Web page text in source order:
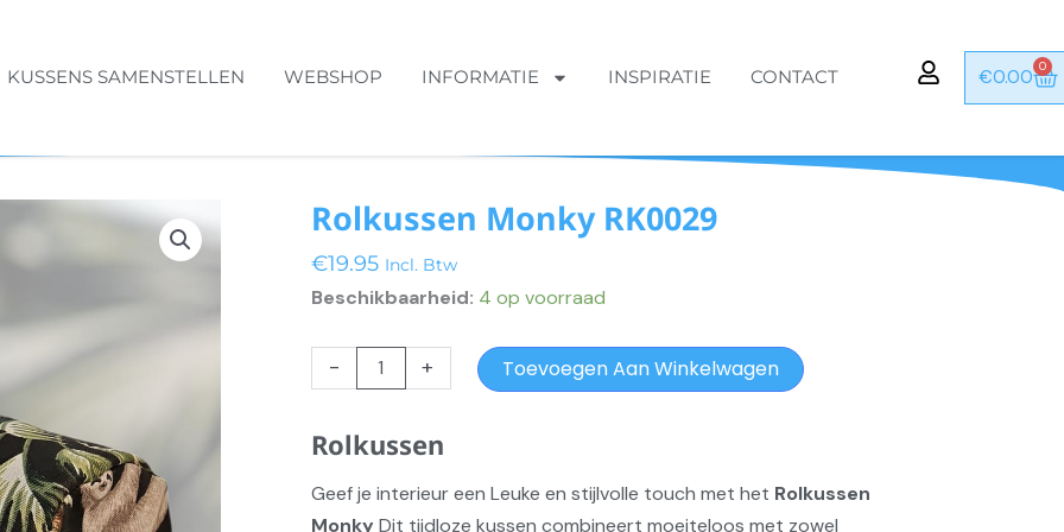
KUSSENS SAMENSTELLEN WEBSHOP INFORMATIE INSPIRATIE CONTACT €0.00 0
Rolkussen Monky RK0029
€19.95 Incl. Btw
Beschikbaarheid: 4 op voorraad
-
Rolkussen
Monky
aantal
+ Toevoegen Aan Winkelwagen
Rolkussen
Geef je interieur een Leuke en stijlvolle touch met het Rolkussen
Monky Dit tijdloze kussen combineert moeiteloos met zowel